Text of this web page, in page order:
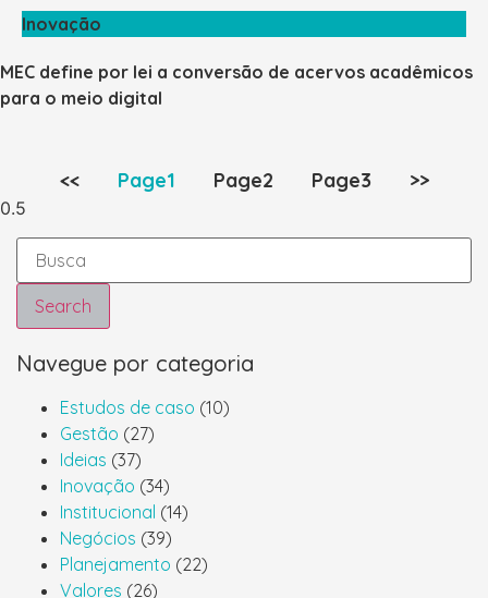
Inovação
MEC define por lei a conversão de acervos acadêmicos
para o meio digital
<< Page1 Page2 Page3 >>
Search
Navegue por categoria
Estudos de caso (10)
Gestão (27)
Ideias (37)
Inovação (34)
Institucional (14)
Negócios (39)
Planejamento (22)
Valores (26)